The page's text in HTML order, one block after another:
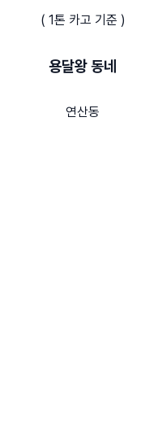
( 1톤 카고 기준 )
용달왕 동네
연산동